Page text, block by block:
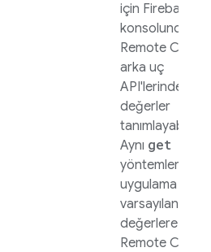
için Firebase
konsolunda
Remote Config
arka uç
API'lerinde
değerler
Aynı get
yöntemler
uygulama içi
varsayılan
değerlere ve
Remote Config